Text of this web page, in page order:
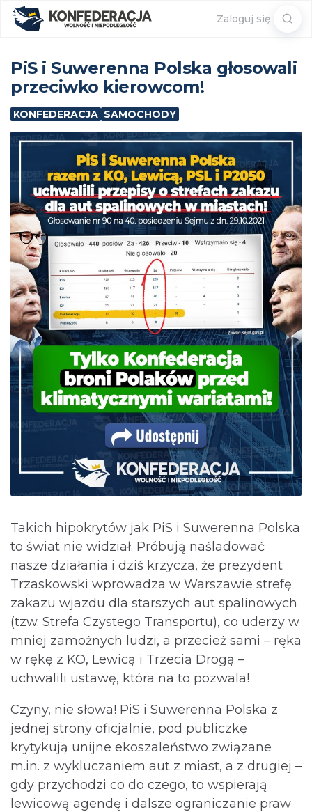
Zaloguj się
PiS i Suwerenna Polska głosowali
przeciwko kierowcom!
KONFEDERACJA SAMOCHODY
Takich hipokrytów jak PiS i Suwerenna Polska
to świat nie widział. Próbują naśladować
nasze działania i dziś krzyczą, że prezydent
Trzaskowski wprowadza w Warszawie strefę
zakazu wjazdu dla starszych aut spalinowych
(tzw. Strefa Czystego Transportu), co uderzy w
mniej zamożnych ludzi, a przecież sami – ręka
w rękę z KO, Lewicą i Trzecią Drogą –
uchwalili ustawę, która na to pozwala!
Czyny, nie słowa! PiS i Suwerenna Polska z
jednej strony oficjalnie, pod publiczkę
krytykują unijne ekoszaleństwo związane
m.in. z wykluczaniem aut z miast, a z drugiej –
gdy przychodzi co do czego, to wspierają
lewicową agendę i dalsze ograniczanie praw